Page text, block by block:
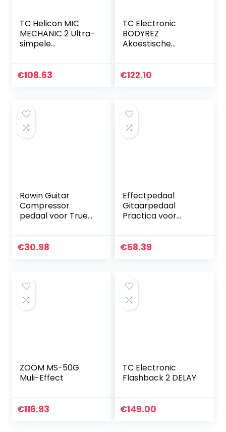
TC Helicon MIC
MECHANIC 2 Ultra-
simpele
stompbox met
€108.63
TC Electronic
BODYREZ
Akoestische
akoestisch
€122.10
Rowin Guitar
Compressor
pedaal voor True
Effect Pedaal
€30.98
Effectpedaal
Gitaarpedaal
Practica voor
gitaarliefhebbers
€58.39
ZOOM MS-50G
Muli-Effect
€116.93
TC Electronic
Flashback 2 DELAY
€149.00